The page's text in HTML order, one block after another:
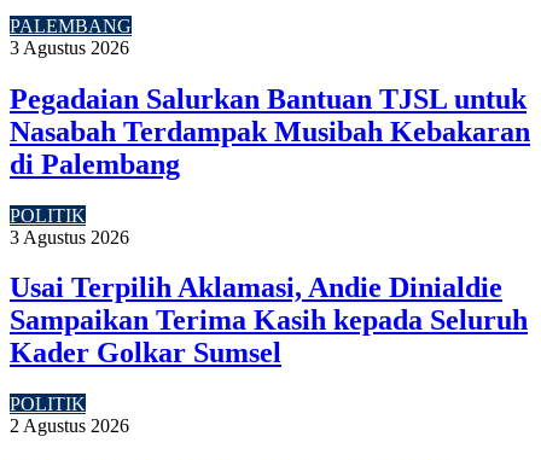
PALEMBANG
3 Agustus 2026
Pegadaian Salurkan Bantuan TJSL untuk
Nasabah Terdampak Musibah Kebakaran
di Palembang
POLITIK
3 Agustus 2026
Usai Terpilih Aklamasi, Andie Dinialdie
Sampaikan Terima Kasih kepada Seluruh
Kader Golkar Sumsel
POLITIK
2 Agustus 2026